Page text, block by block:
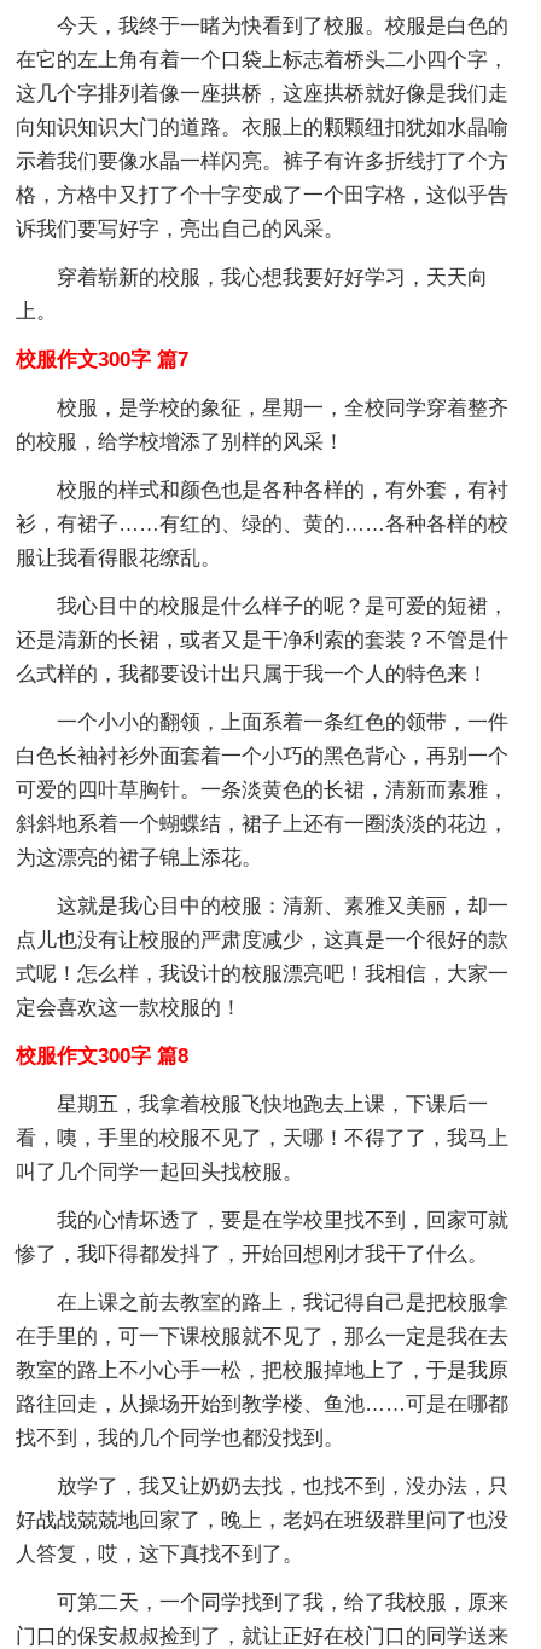
今天，我终于一睹为快看到了校服。校服是白色的
在它的左上角有着一个口袋上标志着桥头二小四个字，
这几个字排列着像一座拱桥，这座拱桥就好像是我们走
向知识知识大门的道路。衣服上的颗颗纽扣犹如水晶喻
示着我们要像水晶一样闪亮。裤子有许多折线打了个方
格，方格中又打了个十字变成了一个田字格，这似乎告
诉我们要写好字，亮出自己的风采。
穿着崭新的校服，我心想我要好好学习，天天向
上。
校服作文300字 篇7
校服，是学校的象征，星期一，全校同学穿着整齐
的校服，给学校增添了别样的风采！
校服的样式和颜色也是各种各样的，有外套，有衬
衫，有裙子……有红的、绿的、黄的……各种各样的校
服让我看得眼花缭乱。
我心目中的校服是什么样子的呢？是可爱的短裙，
还是清新的长裙，或者又是干净利索的套装？不管是什
么式样的，我都要设计出只属于我一个人的特色来！
一个小小的翻领，上面系着一条红色的领带，一件
白色长袖衬衫外面套着一个小巧的黑色背心，再别一个
可爱的四叶草胸针。一条淡黄色的长裙，清新而素雅，
斜斜地系着一个蝴蝶结，裙子上还有一圈淡淡的花边，
为这漂亮的裙子锦上添花。
这就是我心目中的校服：清新、素雅又美丽，却一
点儿也没有让校服的严肃度减少，这真是一个很好的款
式呢！怎么样，我设计的校服漂亮吧！我相信，大家一
定会喜欢这一款校服的！
校服作文300字 篇8
星期五，我拿着校服飞快地跑去上课，下课后一
看，咦，手里的校服不见了，天哪！不得了了，我马上
叫了几个同学一起回头找校服。
我的心情坏透了，要是在学校里找不到，回家可就
惨了，我吓得都发抖了，开始回想刚才我干了什么。
在上课之前去教室的路上，我记得自己是把校服拿
在手里的，可一下课校服就不见了，那么一定是我在去
教室的路上不小心手一松，把校服掉地上了，于是我原
路往回走，从操场开始到教学楼、鱼池……可是在哪都
找不到，我的几个同学也都没找到。
放学了，我又让奶奶去找，也找不到，没办法，只
好战战兢兢地回家了，晚上，老妈在班级群里问了也没
人答复，哎，这下真找不到了。
可第二天，一个同学找到了我，给了我校服，原来
门口的保安叔叔捡到了，就让正好在校门口的同学送来